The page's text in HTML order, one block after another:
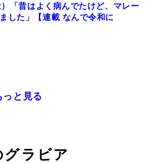
「昔はよく病んでたけど、マレー
した」【連載 なんで令和に
っと見る
グラビア